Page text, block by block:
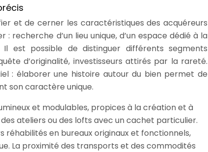
et de cerner les caractéristiques des acquéreurs
recherche d’un lieu unique, d’un espace dédié à la
est possible de distinguer différents segments
d’originalité, investisseurs attirés par la rareté.
: élaborer une histoire autour du bien permet de
son caractère unique.
et modulables, propices à la création et à
ateliers ou des lofts avec un cachet particulier.
réhabilités en bureaux originaux et fonctionnels,
La proximité des transports et des commodités